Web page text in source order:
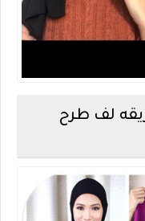
طرح 2020 طريقه لف طرح